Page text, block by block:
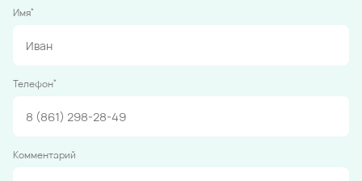
Имя*
Телефон*
Комментарий